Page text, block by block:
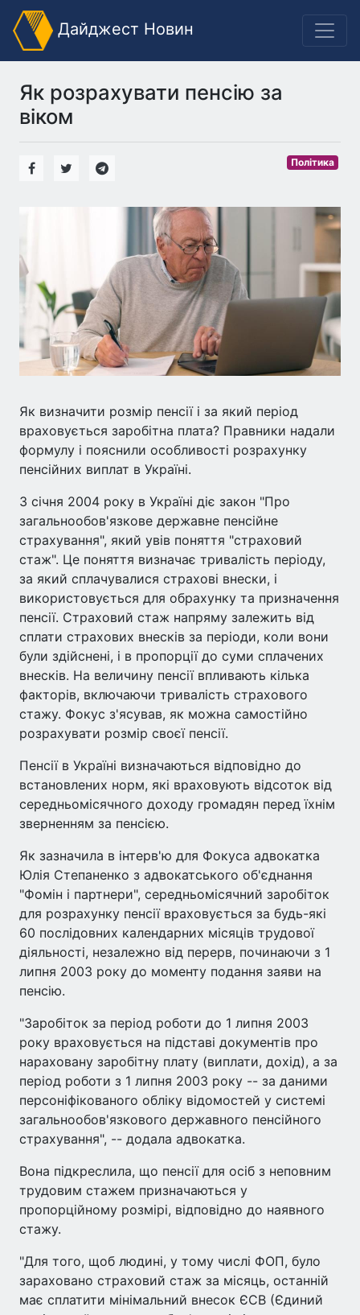
Дайджест Новин
Як розрахувати пенсію за
віком
Політика
Як визначити розмір пенсії і за який період
враховується заробітна плата? Правники надали
формулу і пояснили особливості розрахунку
пенсійних виплат в Україні.
З січня 2004 року в Україні діє закон "Про
загальнообов'язкове державне пенсійне
страхування", який увів поняття "страховий
стаж". Це поняття визначає тривалість періоду,
за який сплачувалися страхові внески, і
використовується для обрахунку та призначення
пенсії. Страховий стаж напряму залежить від
сплати страхових внесків за періоди, коли вони
були здійснені, і в пропорції до суми сплачених
внесків. На величину пенсії впливають кілька
факторів, включаючи тривалість страхового
стажу. Фокус з'ясував, як можна самостійно
розрахувати розмір своєї пенсії.
Пенсії в Україні визначаються відповідно до
встановлених норм, які враховують відсоток від
середньомісячного доходу громадян перед їхнім
зверненням за пенсією.
Як зазначила в інтерв'ю для Фокуса адвокатка
Юлія Степаненко з адвокатського об'єднання
"Фомін і партнери", середньомісячний заробіток
для розрахунку пенсії враховується за будь-які
60 послідовних календарних місяців трудової
діяльності, незалежно від перерв, починаючи з 1
липня 2003 року до моменту подання заяви на
пенсію.
"Заробіток за період роботи до 1 липня 2003
року враховується на підставі документів про
нараховану заробітну плату (виплати, дохід), а за
період роботи з 1 липня 2003 року -- за даними
персоніфікованого обліку відомостей у системі
загальнообов'язкового державного пенсійного
страхування", -- додала адвокатка.
Вона підкреслила, що пенсії для осіб з неповним
трудовим стажем призначаються у
пропорційному розмірі, відповідно до наявного
стажу.
"Для того, щоб людині, у тому числі ФОП, було
зараховано страховий стаж за місяць, останній
має сплатити мінімальний внесок ЄСВ (Єдиний